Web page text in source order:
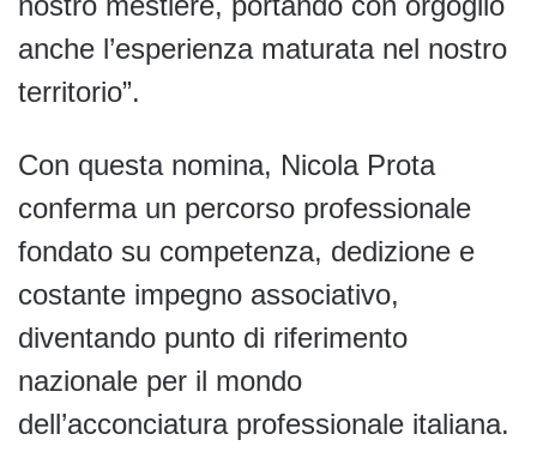
anche l’esperienza maturata nel nostro
territorio”.
Con questa nomina, Nicola Prota
conferma un percorso professionale
fondato su competenza, dedizione e
costante impegno associativo,
diventando punto di riferimento
nazionale per il mondo
dell’acconciatura professionale italiana.